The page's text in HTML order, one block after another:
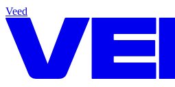
Veed